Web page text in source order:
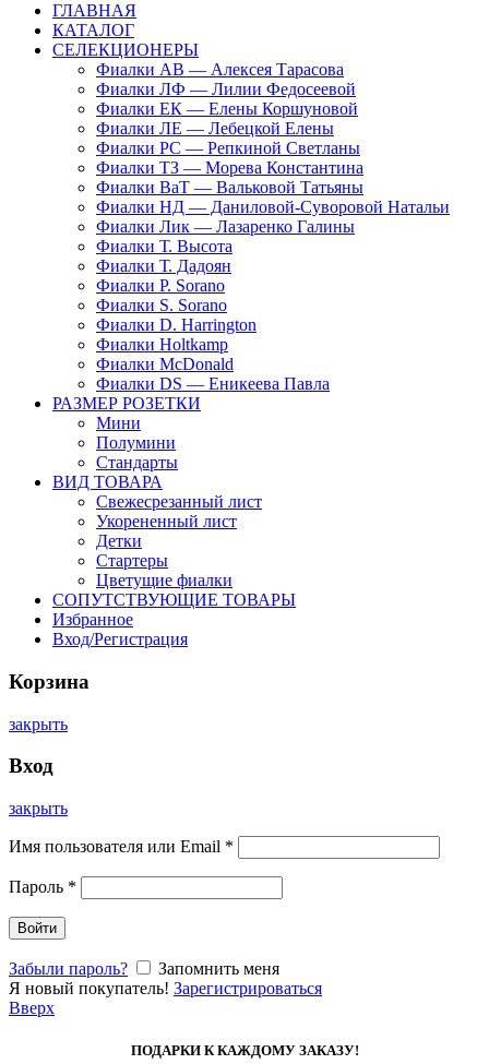
ГЛАВНАЯ
КАТАЛОГ
СЕЛЕКЦИОНЕРЫ
Фиалки АВ — Алексея Тарасова
Фиалки ЛФ — Лилии Федосеевой
Фиалки ЕК — Елены Коршуновой
Фиалки ЛЕ — Лебецкой Елены
Фиалки РС — Репкиной Светланы
Фиалки ТЗ — Морева Константина
Фиалки ВаТ — Вальковой Татьяны
Фиалки НД — Даниловой-Суворовой Натальи
Фиалки Лик — Лазаренко Галины
Фиалки Т. Высота
Фиалки Т. Дадоян
Фиалки P. Sorano
Фиалки S. Sorano
Фиалки D. Harrington
Фиалки Holtkamp
Фиалки McDonald
Фиалки DS — Еникеева Павла
РАЗМЕР РОЗЕТКИ
Мини
Полумини
Стандарты
ВИД ТОВАРА
Свежесрезанный лист
Укорененный лист
Детки
Стартеры
Цветущие фиалки
СОПУТСТВУЮЩИЕ ТОВАРЫ
Избранное
Вход/Регистрация
Корзина
закрыть
Вход
закрыть
Имя пользователя или Email *
Пароль *
Войти
Забыли пароль?
Запомнить меня
Я новый покупатель! Зарегистрироваться
Вверх
ПОДАРКИ К КАЖДОМУ ЗАКАЗУ!